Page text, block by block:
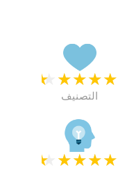
★
★
★
★
★
التصنيف
★
★
★
★
★